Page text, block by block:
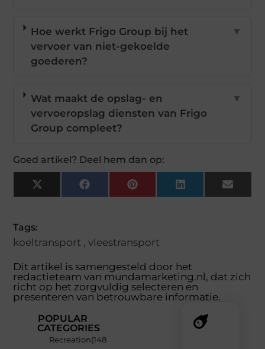
Hoe werkt Frigo Group bij het
vervoer van niet-gekoelde
goederen?
▼
Wat maakt de opslag- en
vervoeropslag diensten van Frigo
Group compleet?
▼
Goed artikel? Deel hem dan op:
X
(Twitter)
FacebookPinterestLinkedInEmail
Tags:
koeltransport ,vleestransport
Dit artikel is samengesteld door het
redactieteam van mundamarketing.nl, dat zich
richt op het zorgvuldig selecteren en
presenteren van betrouwbare informatie.
POPULAR
CATEGORIES
Recreation(148